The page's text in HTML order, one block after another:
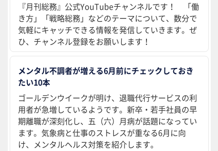
『月刊総務』公式YouTubeチャンネルです！ 「働
き方」「戦略総務」などのテーマについて、数分で
気軽にキャッチできる情報を発信していきます。ぜ
ひ、チャンネル登録をお願いします！
メンタル不調者が増える6月前にチェックしておき
たい10本
ゴールデンウイークが明け、退職代行サービスの利
用者が急増しているようです。新卒・若手社員の早
期離職が深刻化し、五（六）月病が話題になってい
ます。気象病と仕事のストレスが重なる6月に向
け、メンタルヘルス対策を紹介します。